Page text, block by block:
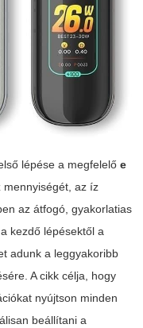
lépése a megfelelő e
mennyiségét, az íz
az átfogó, gyakorlatias
kezdő lépésektől a
adunk a leggyakoribb
A cikk célja, hogy
nyújtson minden
beállítani a